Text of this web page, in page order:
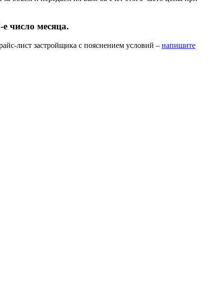
число месяца.
лист застройщика с пояснением условий – напишите